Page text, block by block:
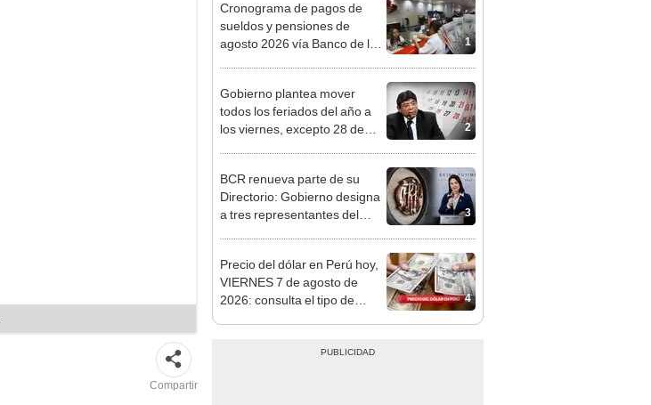
Compartir
1
Cronograma de pagos de
sueldos y pensiones de
agosto 2026 vía Banco de la
2
Gobierno plantea mover
todos los feriados del año a
los viernes, excepto 28 de
3
BCR renueva parte de su
Directorio: Gobierno designa
a tres representantes del
4
Precio del dólar en Perú hoy,
VIERNES 7 de agosto de
2026: consulta el tipo de